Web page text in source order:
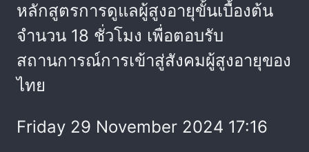
หลักสูตรการดูแลผู้สูงอายุขั้นเบื้องต้น
จำนวน 18 ชั่วโมง เพื่อตอบรับ
สถานการณ์การเข้าสู่สังคมผู้สูงอายุของ
ไทย
Friday 29 November 2024 17:16